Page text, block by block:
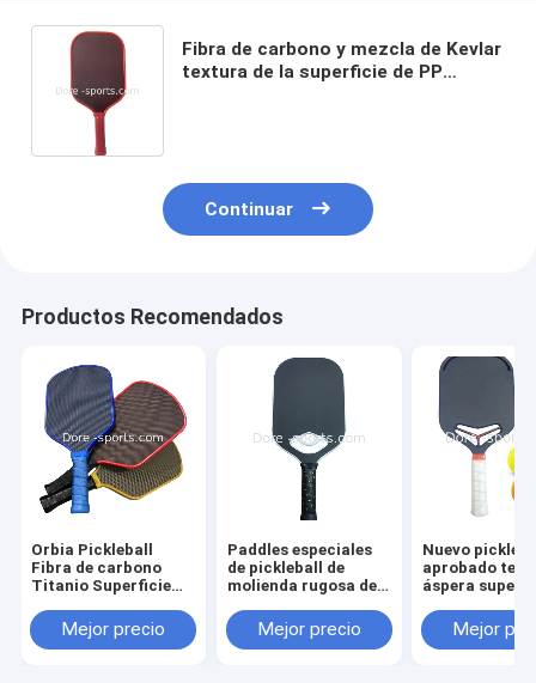
Fibra de carbono y mezcla de Kevlar
textura de la superficie de PP
Continuar
Productos Recomendados
Orbia Pickleball
Fibra de carbono
Titanio Superficie
Paddles Jugador
avanzado Utilice
Mejor precio
Paddles especiales
de pickleball de
molienda rugosa de
certificados por la
Asociación
Mejor precio
Nuevo
aprobado
áspera
cojín
agarre de
Mejor